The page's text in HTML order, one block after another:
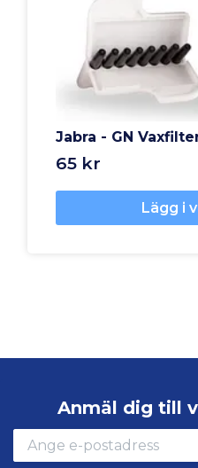
Jabra - GN
65 kr
Lägg i
Anmäl dig till